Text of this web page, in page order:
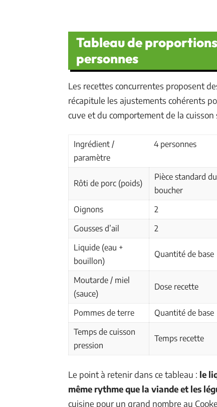
Tableau de
personnes
Les recettes concurrentes proposent
récapitule les ajustements cohérents
cuve et du comportement de la cuisson
Ingrédient /
paramètre
4 personnes
Rôti de porc (poids)
Pièce standard du
boucher
Oignons
2
Gousses d’ail
2
Liquide (eau +
bouillon)
Quantité de base
Moutarde / miel
(sauce)
Dose recette
Pommes de terre Quantité de base
Temps de cuisson
pression
Temps recette
Le point à retenir dans ce tableau : le
même rythme que la viande et les
cuisine pour un grand nombre au